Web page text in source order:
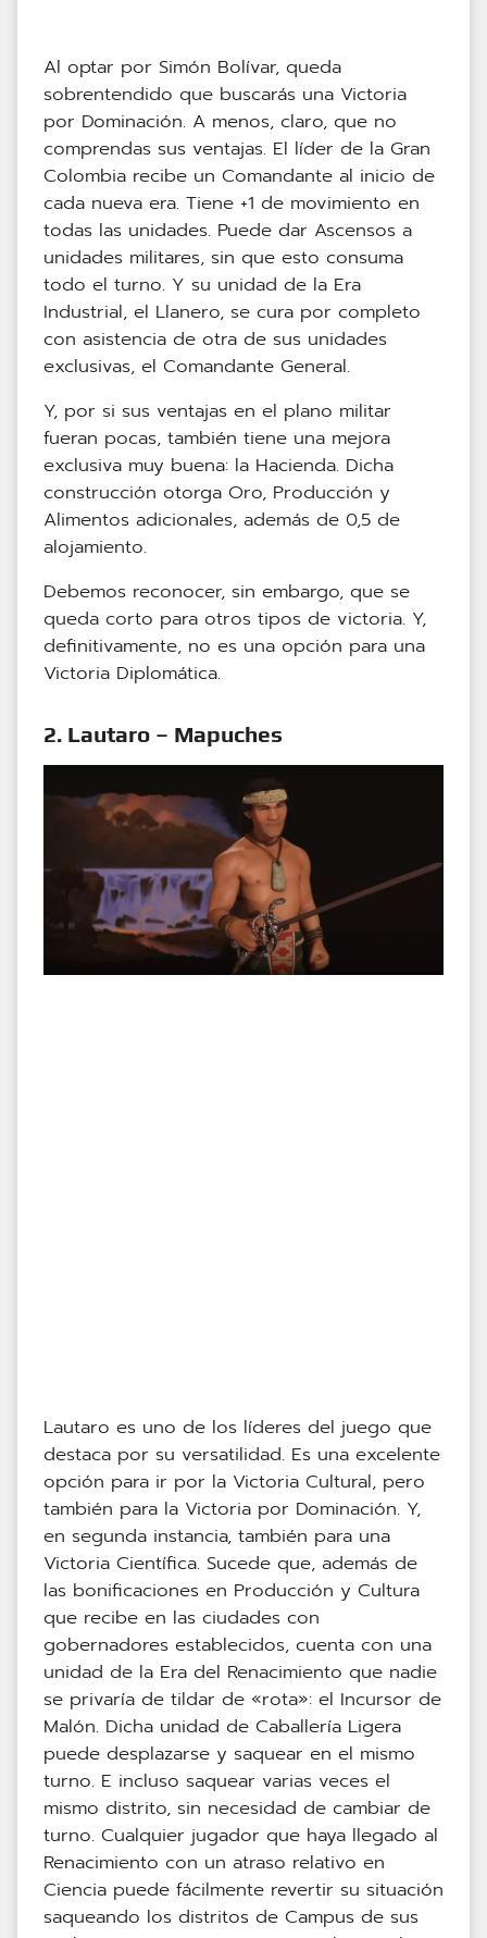
Al optar por Simón Bolívar, queda
sobrentendido que buscarás una Victoria
por Dominación. A menos, claro, que no
comprendas sus ventajas. El líder de la Gran
Colombia recibe un Comandante al inicio de
cada nueva era. Tiene +1 de movimiento en
todas las unidades. Puede dar Ascensos a
unidades militares, sin que esto consuma
todo el turno. Y su unidad de la Era
Industrial, el Llanero, se cura por completo
con asistencia de otra de sus unidades
exclusivas, el Comandante General.
Y, por si sus ventajas en el plano militar
fueran pocas, también tiene una mejora
exclusiva muy buena: la Hacienda. Dicha
construcción otorga Oro, Producción y
Alimentos adicionales, además de 0,5 de
alojamiento.
Debemos reconocer, sin embargo, que se
queda corto para otros tipos de victoria. Y,
definitivamente, no es una opción para una
Victoria Diplomática.
2. Lautaro – Mapuches
Lautaro es uno de los líderes del juego que
destaca por su versatilidad. Es una excelente
opción para ir por la Victoria Cultural, pero
también para la Victoria por Dominación. Y,
en segunda instancia, también para una
Victoria Científica. Sucede que, además de
las bonificaciones en Producción y Cultura
que recibe en las ciudades con
gobernadores establecidos, cuenta con una
unidad de la Era del Renacimiento que nadie
se privaría de tildar de «rota»: el Incursor de
Malón. Dicha unidad de Caballería Ligera
puede desplazarse y saquear en el mismo
turno. E incluso saquear varias veces el
mismo distrito, sin necesidad de cambiar de
turno. Cualquier jugador que haya llegado al
Renacimiento con un atraso relativo en
Ciencia puede fácilmente revertir su situación
saqueando los distritos de Campus de sus